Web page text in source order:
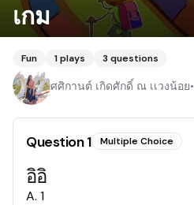
เกม
Fun 1plays 3 questions
ศศิกานต์ เกิดศักดิ์ ณ เเวงน้อย•
Question1 Multiple Choice
อิอิ
A. 1